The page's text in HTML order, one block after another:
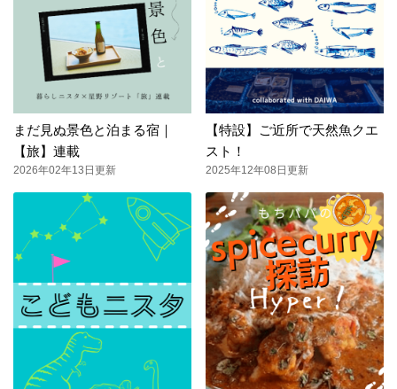
まだ見ぬ景色と泊まる宿｜
【旅】連載
2026年02年13日更新
【特設】ご近所で天然魚クエ
スト！
2025年12年08日更新